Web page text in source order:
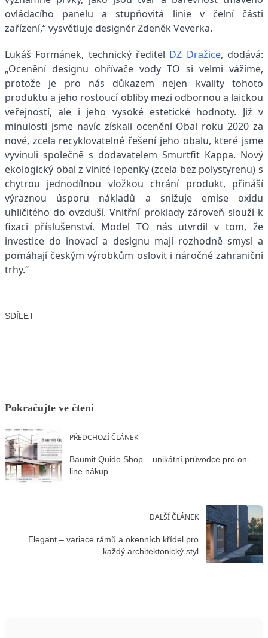
ovládacího panelu a stupňovitá linie v čelní části
zařízení,“ vysvětluje designér Zdeněk Veverka.
Lukáš Formánek, technický ředitel DZ Dražice, dodává:
„Ocenění designu ohřívače vody TO si velmi vážíme,
protože je pro nás důkazem nejen kvality tohoto
produktu a jeho rostoucí obliby mezi odbornou a laickou
veřejností, ale i jeho vysoké estetické hodnoty. Již v
minulosti jsme navíc získali ocenění Obal roku 2020 za
nové, zcela recyklovatelné řešení jeho obalu, které jsme
vyvinuli společně s dodavatelem Smurtfit Kappa. Nový
ekologický obal z vlnité lepenky (zcela bez polystyrenu) s
chytrou jednodílnou vložkou chrání produkt, přináší
výraznou úsporu nákladů a snižuje emise oxidu
uhličitého do ovzduší. Vnitřní proklady zároveň slouží k
fixaci příslušenství. Model TO nás utvrdil v tom, že
investice do inovací a designu mají rozhodně smysl a
pomáhají českým výrobkům oslovit i náročné zahraniční
trhy.“
SDÍLET
Pokračujte ve čtení
PŘEDCHOZÍ ČLÁNEK
Baumit Quido Shop – unikátní průvodce pro on-
line nákup
DALŠÍ ČLÁNEK
Elegant – variace rámů a okenních křídel pro
každý architektonický styl